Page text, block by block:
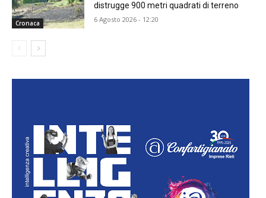
Cronaca
distrugge 900 metri quadrati di terreno
6 Agosto 2026 - 12:20